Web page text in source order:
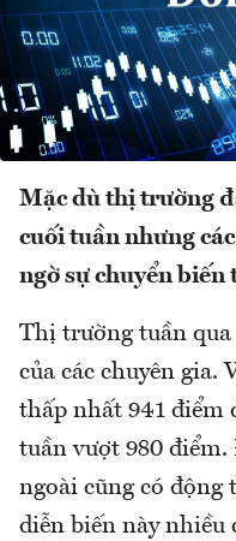
Mặc dù thị trường
cuối tuần nhưng
ngờ sự chuyển
Thị trường tuần
của các chuyên gia.
thấp nhất 941 điểm
tuần vượt 980
ngoài cũng có
diễn biến này nhiều